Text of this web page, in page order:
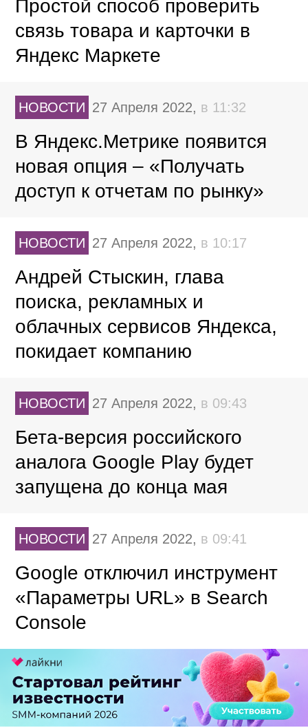
Простой способ проверить
связь товара и карточки в
Яндекс Маркете
НОВОСТИ 27 Апреля 2022, в 11:32
В Яндекс.Метрике появится
новая опция – «Получать
доступ к отчетам по рынку»
НОВОСТИ 27 Апреля 2022, в 10:17
Андрей Стыскин, глава
поиска, рекламных и
облачных сервисов Яндекса,
покидает компанию
НОВОСТИ 27 Апреля 2022, в 09:43
Бета-версия российского
аналога Google Play будет
запущена до конца мая
НОВОСТИ 27 Апреля 2022, в 09:41
Google отключил инструмент
«Параметры URL» в Search
Console